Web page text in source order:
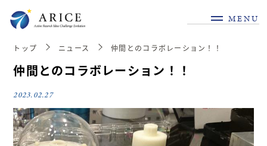
MENU
トップ ニュース 仲間とのコラボレーション！！
仲間とのコラボレーション！！
2023.02.27